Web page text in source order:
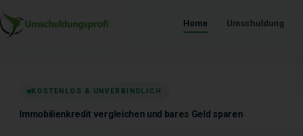
Home Umschuldung
KOSTENLOS & UNVERBINDLICH
Immobilienkredit vergleichen und bares Geld sparen